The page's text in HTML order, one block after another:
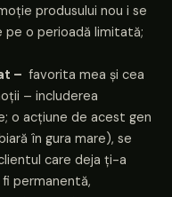
produsului nou i se
pe o perioadă limitată;
– favorita mea și cea
– includerea
o acțiune de acest gen
în gura mare), se
care deja ți-a
permanentă,